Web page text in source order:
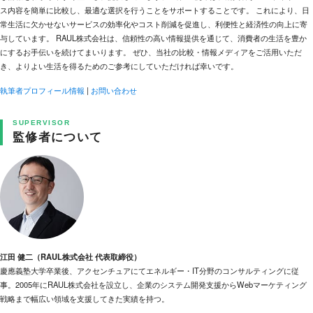
ス内容を簡単に比較し、最適な選択を行うことをサポートすることです。 これにより、日
常生活に欠かせないサービスの効率化やコスト削減を促進し、利便性と経済性の向上に寄
与しています。 RAUL株式会社は、信頼性の高い情報提供を通じて、消費者の生活を豊か
にするお手伝いを続けてまいります。 ぜひ、当社の比較・情報メディアをご活用いただ
き、よりよい生活を得るためのご参考にしていただければ幸いです。
執筆者プロフィール情報 | お問い合わせ
SUPERVISOR
監修者について
江田 健二（RAUL株式会社 代表取締役）
慶應義塾大学卒業後、アクセンチュアにてエネルギー・IT分野のコンサルティングに従
事。2005年にRAUL株式会社を設立し、企業のシステム開発支援からWebマーケティング
戦略まで幅広い領域を支援してきた実績を持つ。